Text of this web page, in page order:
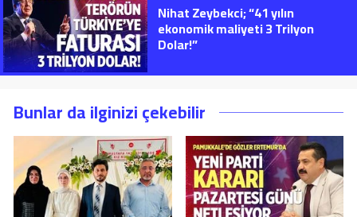
Nihat Zeybekci; “41 yılın
ekonomik maliyeti 3 Trilyon
Dolar!”
Bunlar da ilginizi çekebilir